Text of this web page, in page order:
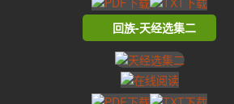
回族-天经选集二